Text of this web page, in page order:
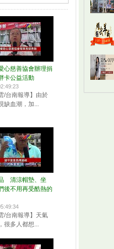
心慈善協會辦理捐
卡公益活動
/台南報導】由於
缺血潮，加...
清涼帽墊、坐
不用再受酷熱的
/台南報導】天氣
很多人都想...